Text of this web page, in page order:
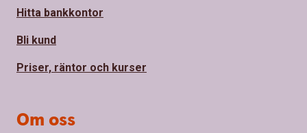
Hitta bankkontor
Bli kund
Priser, räntor och kurser
Om oss